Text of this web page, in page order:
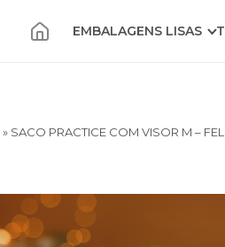
EMBALAGENS LISAS
» SACO PRACTICE COM VISOR M –